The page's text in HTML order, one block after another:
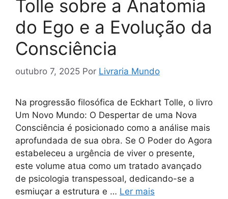
Tolle sobre a Anatomia
do Ego e a Evolução da
Consciência
outubro 7, 2025 Por Livraria Mundo
Na progressão filosófica de Eckhart Tolle, o livro
Um Novo Mundo: O Despertar de uma Nova
Consciência é posicionado como a análise mais
aprofundada de sua obra. Se O Poder do Agora
estabeleceu a urgência de viver o presente,
este volume atua como um tratado avançado
de psicologia transpessoal, dedicando-se a
esmiuçar a estrutura e … Ler mais